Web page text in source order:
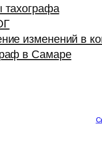
тахографа
изменений в
в Самаре